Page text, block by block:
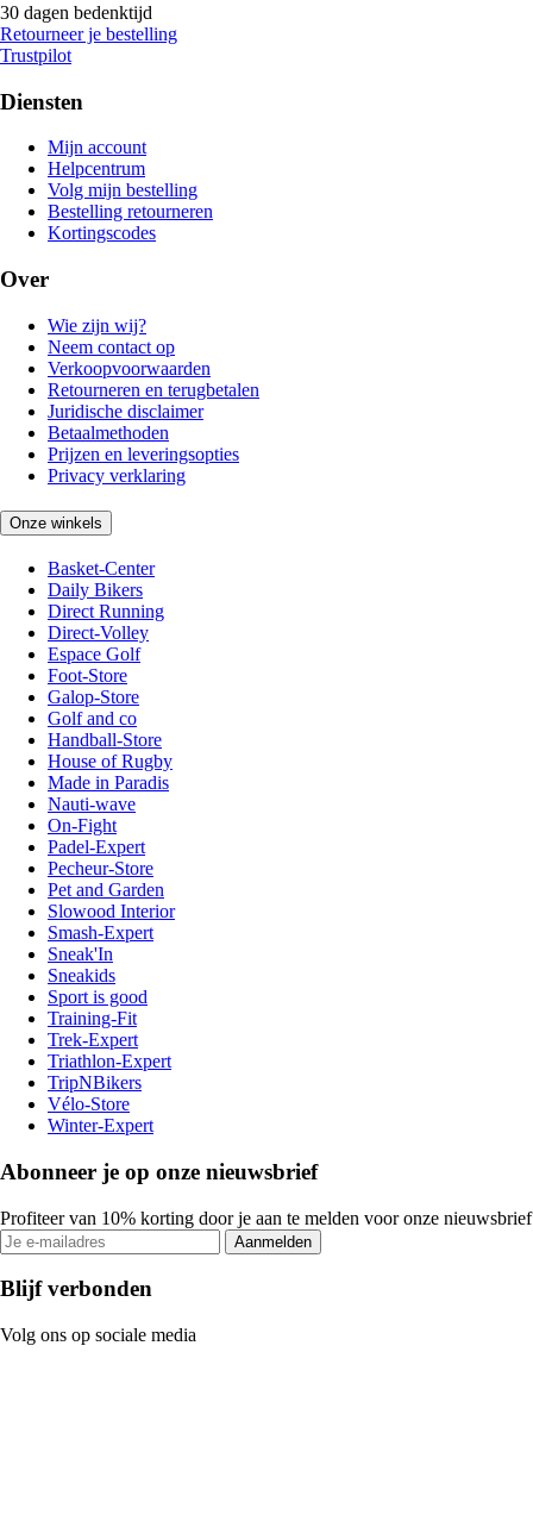
30 dagen bedenktijd
Retourneer je bestelling
Trustpilot
Diensten
Mijn account
Helpcentrum
Volg mijn bestelling
Bestelling retourneren
Kortingscodes
Over
Wie zijn wij?
Neem contact op
Verkoopvoorwaarden
Retourneren en terugbetalen
Juridische disclaimer
Betaalmethoden
Prijzen en leveringsopties
Privacy verklaring
Onze winkels
Basket-Center
Daily Bikers
Direct Running
Direct-Volley
Espace Golf
Foot-Store
Galop-Store
Golf and co
Handball-Store
House of Rugby
Made in Paradis
Nauti-wave
On-Fight
Padel-Expert
Pecheur-Store
Pet and Garden
Slowood Interior
Smash-Expert
Sneak'In
Sneakids
Sport is good
Training-Fit
Trek-Expert
Triathlon-Expert
TripNBikers
Vélo-Store
Winter-Expert
Abonneer je op onze nieuwsbrief
Profiteer van 10% korting door je aan te melden voor onze nieuwsbrief
Aanmelden
Blijf verbonden
Volg ons op sociale media